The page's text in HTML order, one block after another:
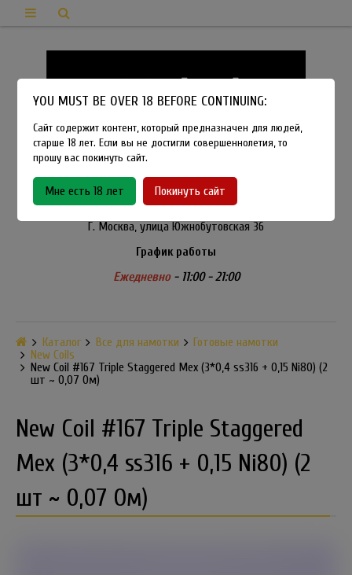
8-915-450-21-92
Розничный магазин Method Vapeshop
Г. Москва, улица Южнобутовская 36
График работы
Ежедневно- 11:00 - 21:00
Каталог Все для намотки
Готовые намотки
New Coils
New Coil #167 Triple Staggered Мех (3*0,4 ss316 + 0,15 Ni80) (2
шт ~ 0,07 Ом)
New Coil #167 Triple Staggered
Мех (3*0,4 ss316 + 0,15 Ni80) (2
шт ~ 0,07 Ом)
YOU MUST BE OVER 18 BEFORE CONTINUING:
Сайт содержит контент, который предназначен для людей,
старше 18 лет. Если вы не достигли совершеннолетия, то
прошу вас покинуть сайт.
Мне есть 18 лет Покинуть сайт